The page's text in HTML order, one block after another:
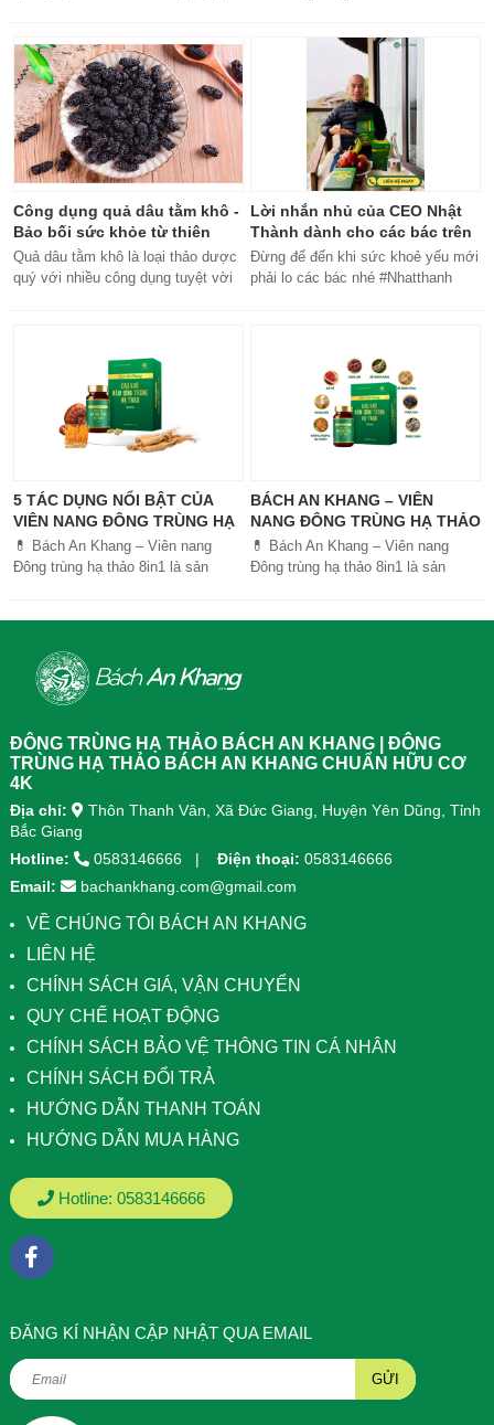
Công dụng quả dâu tằm khô -
Bảo bối sức khỏe từ thiên
nhiên
Quả dâu tằm khô là loại thảo dược
quý với nhiều công dụng tuyệt vời
Lời nhắn nhủ của CEO Nhật
Thành dành cho các bác trên
50 tuổi
Đừng để đến khi sức khoẻ yếu mới
phải lo các bác nhé #Nhatthanh
#khoetubentrong #nhatthanhbak
5 TÁC DỤNG NỔI BẬT CỦA
VIÊN NANG ĐÔNG TRÙNG HẠ
THẢO BÁCH AN KHANG
💊 Bách An Khang – Viên nang
Đông trùng hạ thảo 8in1 là sản
tiêu hóa, ngủ ngon, giảm mệt mỏi.
Sản phẩm được sản xuất tại nhà
máy đạt chuẩn GMP, sử dụng công
giúp hấp thu nhanh và hiệu quả
hơn.
BÁCH AN KHANG – VIÊN
NANG ĐÔNG TRÙNG HẠ THẢO
8IN1: GIẢI PHÁP SỨC KHỎE
TOÀN DIỆN
💊 Bách An Khang – Viên nang
Đông trùng hạ thảo 8in1 là sản
ĐÔNG TRÙNG HẠ THẢO BÁCH AN KHANG | ĐÔNG
TRÙNG HẠ THẢO BÁCH AN KHANG CHUẨN HỮU CƠ
4K
Địa chỉ:
Thôn Thanh Vân, Xã Đức Giang, Huyện Yên Dũng, Tỉnh
Bắc Giang
Hotline:
0583146666 Điện thoại: 0583146666
Email:
bachankhang.com@gmail.com
VỀ CHÚNG TÔI BÁCH AN KHANG
LIÊN HỆ
CHÍNH SÁCH GIÁ, VẬN CHUYỂN
QUY CHẾ HOẠT ĐỘNG
CHÍNH SÁCH BẢO VỆ THÔNG TIN CÁ NHÂN
CHÍNH SÁCH ĐỔI TRẢ
HƯỚNG DẪN THANH TOÁN
HƯỚNG DẪN MUA HÀNG
Hotline: 0583146666
ÐĂNG KÍ NHẬN CẬP NHẬT QUA EMAIL
GỬI